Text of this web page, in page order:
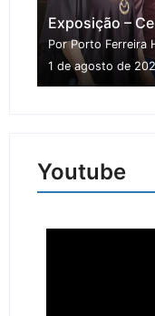
Exposição –
Por Porto Ferreira
1 de agosto de
Youtube